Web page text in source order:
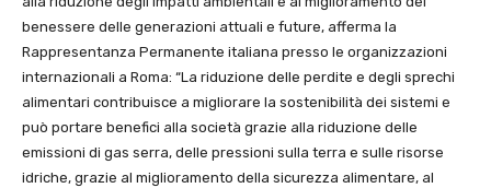
benessere delle generazioni attuali e future, afferma la
Rappresentanza Permanente italiana presso le organizzazioni
internazionali a Roma: “La riduzione delle perdite e degli sprechi
alimentari contribuisce a migliorare la sostenibilità dei sistemi e
può portare benefici alla società grazie alla riduzione delle
emissioni di gas serra, delle pressioni sulla terra e sulle risorse
idriche, grazie al miglioramento della sicurezza alimentare, al